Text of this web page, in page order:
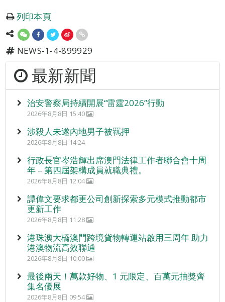
列印本頁
NEWS-1-4-899929
最新新聞
治安警察局持續開展“雷霆2026”行動
2026年8月8日 15:40
涉殺人未遂內地男子被羈押
2026年8月8日 14:24
行政長官岑浩輝出席澳門法律工作者聯合會十周
年 – 第四屆架構成員就職典禮。
2026年8月8日 12:04
譚偉文要求都更公司創新探索多元模式推動都市
更新工作
2026年8月8日 11:28
港珠澳大橋澳門跨境貨物轉運站啟用三周年 助力
港澳物流高效聯通
2026年8月8日 10:00
最後兩天！萬款好物、1 元限定、百萬元抽獎齊
集名優展
2026年8月8日 09:54